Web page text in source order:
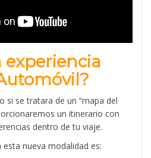
experiencia
si se tratara de un “mapa del
un itinerario con
dentro de tu viaje.
nueva modalidad es: